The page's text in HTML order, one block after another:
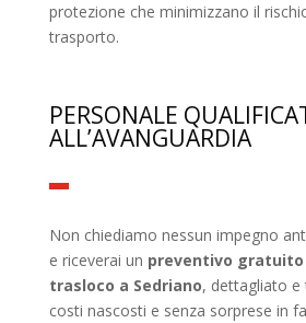
protezione che minimizzano il
trasporto.
PERSONALE
ALL’AVANGUARDIA
Non chiediamo nessun impegno
e riceverai un preventivo
trasloco a Sedriano, dettagliato e
costi nascosti e senza sorprese in